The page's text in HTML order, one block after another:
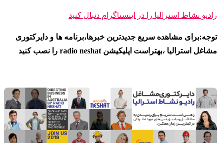
رادیو نشاط ا سترالیا را در اینستاگرام دنبال کنید
توجه:برای مشاهده سریع جدیدترین خبرها،برنامه ها و دایرکتوری
مشاغل استرالیا ،بهتراست اپلیکیشن radio neshat را نصب کنید